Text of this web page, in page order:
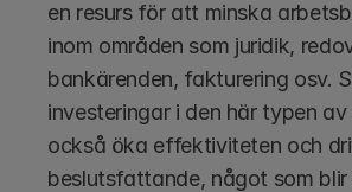
en resurs för att minska
inom områden som juridik,
bankärenden, fakturering osv.
investeringar i den här typen
också öka effektiviteten och
beslutsfattande, något som